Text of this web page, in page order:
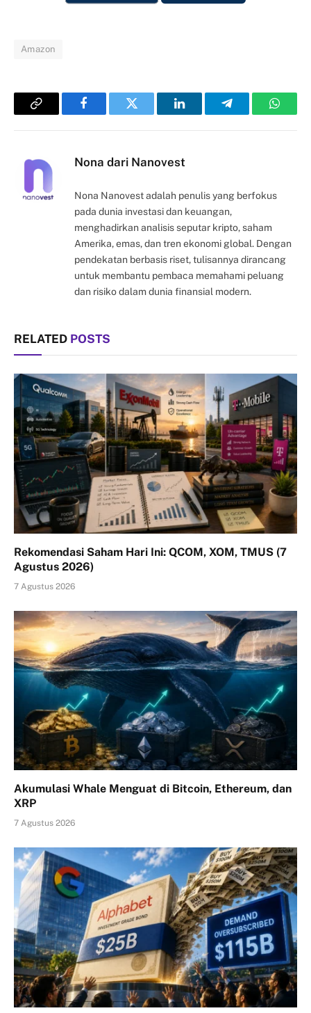
Amazon
Copy
FacebookTwitter LinkedInTelegram
Nona dari Nanovest
Nona Nanovest adalah penulis yang berfokus
pada dunia investasi dan keuangan,
menghadirkan analisis seputar kripto, saham
Amerika, emas, dan tren ekonomi global. Dengan
pendekatan berbasis riset, tulisannya dirancang
untuk membantu pembaca memahami peluang
dan risiko dalam dunia finansial modern.
RELATED POSTS
Rekomendasi Saham Hari Ini: QCOM, XOM, TMUS (7
Agustus 2026)
7 Agustus 2026
Akumulasi Whale Menguat di Bitcoin, Ethereum, dan
XRP
7 Agustus 2026